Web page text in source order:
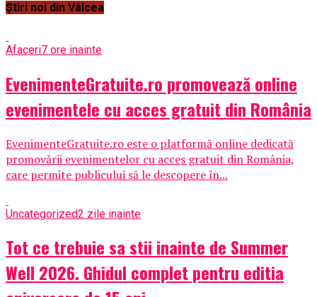
Știri noi din Vâlcea
Afaceri7 ore inainte
EvenimenteGratuite.ro promovează online
evenimentele cu acces gratuit din România
EvenimenteGratuite.ro este o platformă online dedicată
promovării evenimentelor cu acces gratuit din România,
care permite publicului să le descopere în...
Uncategorized2 zile inainte
Tot ce trebuie sa stii inainte de Summer
Well 2026. Ghidul complet pentru editia